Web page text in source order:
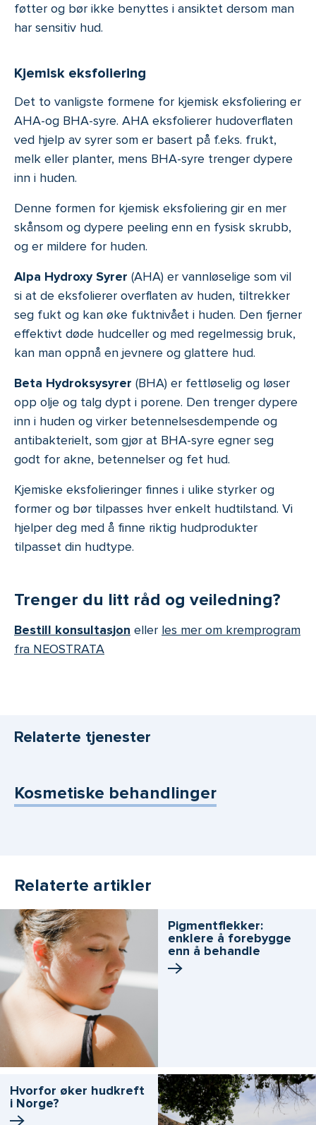
føtter og bør ikke benyttes i ansiktet dersom man
har sensitiv hud.
Kjemisk eksfoliering
Det to vanligste formene for kjemisk eksfoliering er
AHA-og BHA-syre. AHA eksfolierer hudoverflaten
ved hjelp av syrer som er basert på f.eks. frukt,
melk eller planter, mens BHA-syre trenger dypere
inn i huden.
Denne formen for kjemisk eksfoliering gir en mer
skånsom og dypere peeling enn en fysisk skrubb,
og er mildere for huden.
Alpa Hydroxy Syrer (AHA) er vannløselige som vil
si at de eksfolierer overflaten av huden, tiltrekker
seg fukt og kan øke fuktnivået i huden. Den fjerner
effektivt døde hudceller og med regelmessig bruk,
kan man oppnå en jevnere og glattere hud.
Beta Hydroksysyrer (BHA) er fettløselig og løser
opp olje og talg dypt i porene. Den trenger dypere
inn i huden og virker betennelsesdempende og
antibakterielt, som gjør at BHA-syre egner seg
godt for akne, betennelser og fet hud.
Kjemiske eksfolieringer finnes i ulike styrker og
former og bør tilpasses hver enkelt hudtilstand. Vi
hjelper deg med å finne riktig hudprodukter
tilpasset din hudtype.
Trenger du litt råd og veiledning?
Bestill konsultasjon eller les mer om kremprogram
fra NEOSTRATA
Relaterte tjenester
Kosmetiske behandlinger
Relaterte artikler
Pigmentflekker:
enklere å forebygge
enn å behandle
Hvorfor øker hudkreft
i Norge?